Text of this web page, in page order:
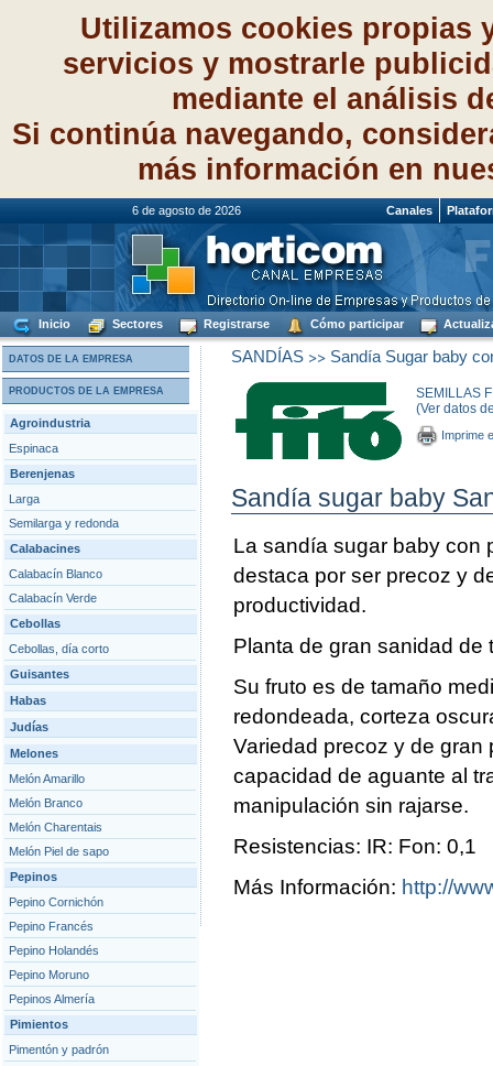
Utilizamos cookies propias
servicios y mostrarle
mediante el análisis
Si continúa navegando,
más información en
6 de agosto de 2026 Canales
Inicio Sectores Registrarse Cómo participar
DATOS DE LA EMPRESA
PRODUCTOS DE LA EMPRESA
Agroindustria
Espinaca
Berenjenas
Larga
Semilarga y redonda
Calabacines
Calabacín Blanco
Calabacín Verde
Cebollas
Cebollas, día corto
Guisantes
Habas
Judías
Melones
Melón Amarillo
Melón Branco
Melón Charentais
Melón Piel de sapo
Pepinos
Pepino Cornichón
Pepino Francés
Pepino Holandés
Pepino Moruno
Pepinos Almería
Pimientos
Pimentón y padrón
SANDÍAS>> Sandía Sugar baby
SEMILLAS
(Ver datos
Imprime
Sandía sugar baby
La sandía sugar baby con
destaca por ser precoz y
productividad.
Planta de gran sanidad de
Su fruto es de tamaño
redondeada, corteza
Variedad precoz y de gran
capacidad de aguante al
manipulación sin rajarse.
Resistencias: IR: Fon: 0,1
Más Información: http://